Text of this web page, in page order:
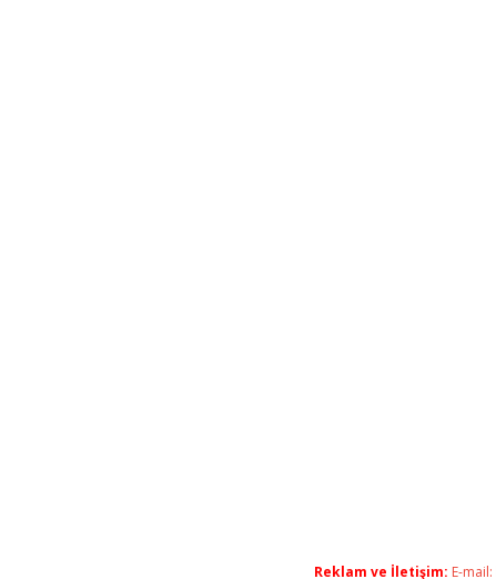
Reklam ve İletişim: E-mail: